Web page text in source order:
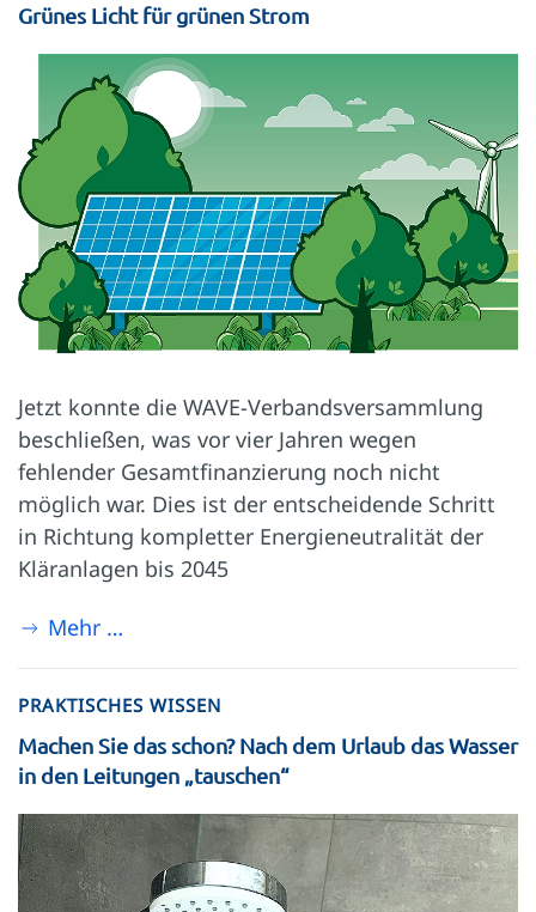
Grünes Licht für grünen Strom
Jetzt konnte die WAVE-Verbandsversammlung
beschließen, was vor vier Jahren wegen
fehlender Gesamtfinanzierung noch nicht
möglich war. Dies ist der entscheidende Schritt
in Richtung kompletter Energieneutralität der
Kläranlagen bis 2045
Mehr …
PRAKTISCHES WISSEN
Machen Sie das schon? Nach dem Urlaub das Wasser
in den Leitungen „tauschen“